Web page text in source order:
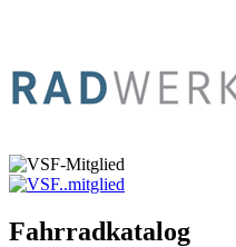
Fahrradkatalog